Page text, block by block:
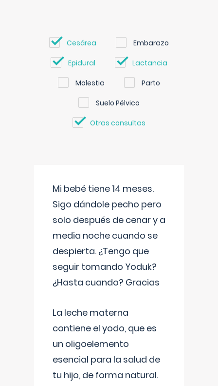
Cesárea Embarazo
Epidural Lactancia
Molestia Parto
Suelo Pélvico
Otras consultas
Mi bebé tiene 14 meses.
Sigo dándole pecho pero
solo después de cenar y a
media noche cuando se
despierta. ¿Tengo que
seguir tomando Yoduk?
¿Hasta cuando? Gracias
La leche materna
contiene el yodo, que es
un oligoelemento
esencial para la salud de
tu hijo, de forma natural.